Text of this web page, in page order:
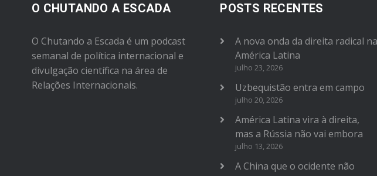
O CHUTANDO A ESCADA
O Chutando a Escada é um podcast
semanal de política internacional e
divulgação científica na área de
Relações Internacionais.
POSTS RECENTES
A nova onda da direita radical na
América Latina
julho 23, 2026
Uzbequistão entra em campo
julho 20, 2026
América Latina vira à direita,
mas a Rússia não vai embora
julho 13, 2026
A China que o ocidente não